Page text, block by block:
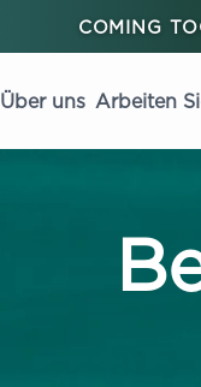
COMING
Über uns Arbeiten